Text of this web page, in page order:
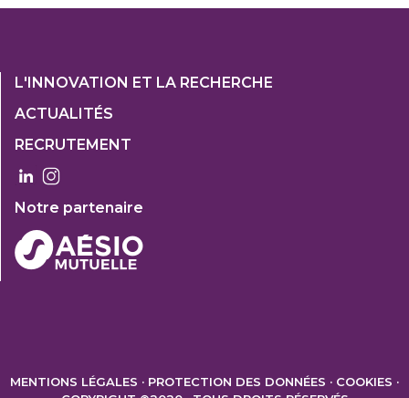
Footer
1
Col
3
L'INNOVATION ET LA RECHERCHE
ACTUALITÉS
RECRUTEMENT
Notre partenaire
MENTIONS LÉGALES PROTECTION DES DONNÉES
COOKIES